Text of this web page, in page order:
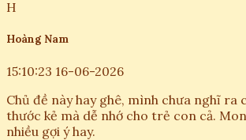
H
Hoàng Nam
15:10:23 16-06-2026
Chủ đề này hay ghê, mình chưa nghĩ ra
thước kẻ mà dễ nhớ cho trẻ con cả.
nhiều gợi ý hay.